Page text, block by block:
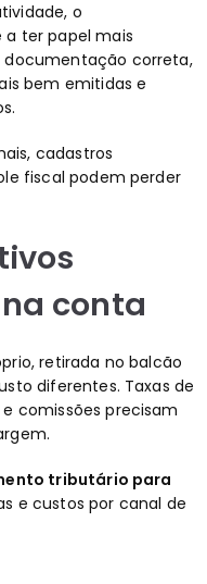
o
ter papel mais
documentação correta,
bem emitidas e
cadastros
fiscal podem perder
conta
retirada no balcão
diferentes. Taxas de
comissões precisam
tributário para
e custos por canal de